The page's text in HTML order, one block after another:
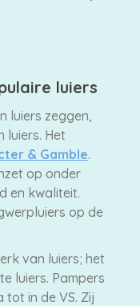
luiers
luiers zeggen,
luiers. Het
& Gamble.
op onder
en kwaliteit.
op de
van luiers; het
luiers. Pampers
in de VS. Zij